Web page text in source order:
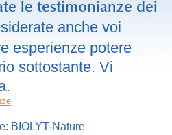
le testimonianze dei
anche voi
esperienze potere
sottostante. Vi
BIOLYT-Nature